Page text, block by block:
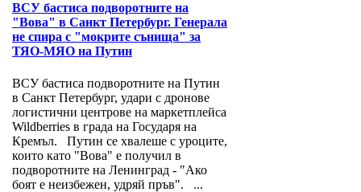
ВСУ бастиса подворотните на
"Вова" в Санкт Петербург. Генерала
не спира с "мокрите сънища" за
ТЯО-МЯО на Путин
ВСУ бастиса подворотните на Путин
в Санкт Петербург, удари с дронове
логистични центрове на маркетплейса
Wildberries в града на Государя на
Кремъл. Путин се хвалеше с уроците,
които като "Вова" е получил в
подворотните на Ленинград - "Ако
боят е неизбежен, удряй пръв". ...